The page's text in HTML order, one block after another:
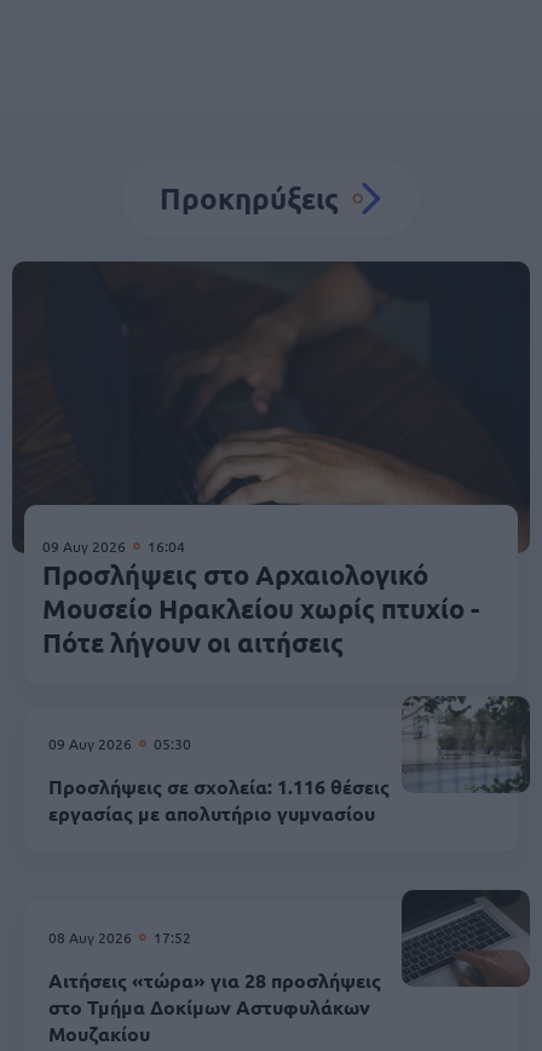
Προκηρύξεις
09 Αυγ 2026 16:04
Προσλήψεις στο Αρχαιολογικό
Μουσείο Ηρακλείου χωρίς πτυχίο -
Πότε λήγουν οι αιτήσεις
09 Αυγ 2026 05:30
Προσλήψεις σε σχολεία: 1.116 θέσεις
εργασίας με απολυτήριο γυμνασίου
08 Αυγ 2026 17:52
Αιτήσεις «τώρα» για 28 προσλήψεις
στο Τμήμα Δοκίμων Αστυφυλάκων
Mουζακίου